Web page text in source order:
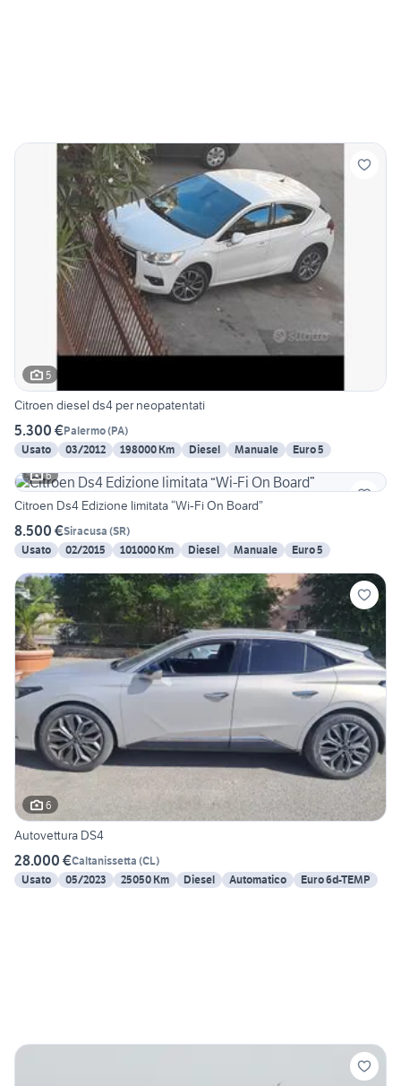
5
Citroen diesel ds4 per neopatentati
5.300 €Palermo(PA)
Usato
03/2012 198000 Km Diesel Manuale
Euro 5
6
Citroen Ds4 Edizione limitata “Wi-Fi On Board”
8.500 €Siracusa (SR)
Usato
02/2015 101000 Km Diesel Manuale Euro 5
6
Autovettura DS4
28.000 €Caltanissetta (CL)
Usato
05/2023 25050 Km Diesel Automatico Euro 6d-TEMP